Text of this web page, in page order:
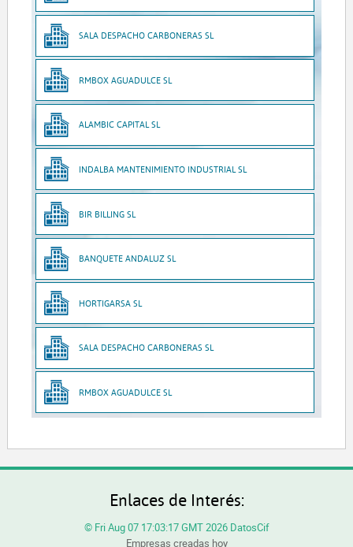
SALA DESPACHO CARBONERAS SL
RMBOX AGUADULCE SL
ALAMBIC CAPITAL SL
INDALBA MANTENIMIENTO INDUSTRIAL SL
BIR BILLING SL
BANQUETE ANDALUZ SL
HORTIGARSA SL
SALA DESPACHO CARBONERAS SL
RMBOX AGUADULCE SL
Enlaces de Interés:
© Fri Aug 07 17:03:17 GMT 2026 DatosCif
Empresas creadas hoy